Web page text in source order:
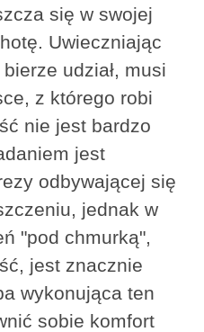
się w swojej
Uwieczniając
udział, musi
z którego robi
nie jest bardzo
jest
odbywającej się
jednak w
"pod chmurką",
jest znacznie
wykonująca ten
sobie komfort